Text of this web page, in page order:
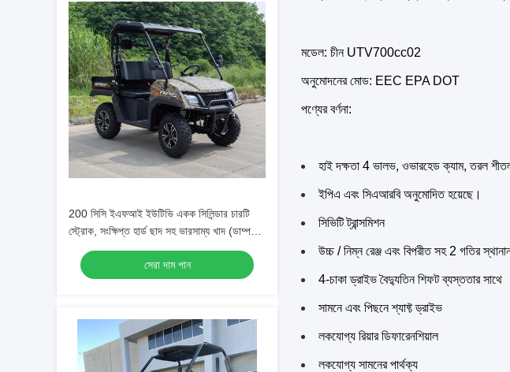
200 সিসি ইএফআই ইউটিভি একক সিলিন্ডার চারটি
স্ট্রোক, সংক্ষিপ্ত হার্ড ছাদ সহ ভারসাম্য খাদ (ডাম্প
বিছানা)
সেরা দাম পান
মডেল: চীন UTV700cc02
অনুমোদনের মোড: EEC EPA DOT
পণ্যের বর্ণনা:
হাই দক্ষতা 4 ভালভ, ওভারহেড ক্যাম, তরল শীতল
ইপিএ এবং সিএআরবি অনুমোদিত হয়েছে।
সিভিটি ট্রান্সমিশন
উচ্চ / নিম্ন রেঞ্জ এবং বিপরীত সহ 2 গতির
4-চাকা ড্রাইভ বৈদ্যুতিন শিফট ব্যস্ততার সাথে
সামনে এবং পিছনে শ্যাফ্ট ড্রাইভ
লকযোগ্য রিয়ার ডিফারেনশিয়াল
লকযোগ্য সামনের পার্থক্য